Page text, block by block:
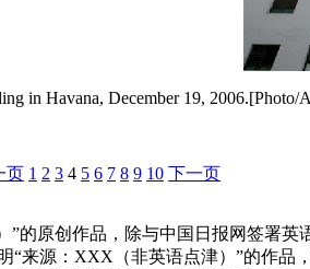
in Havana, December 19, 2006.[Photo/
页 1 2 3 4 5 6 7 8 9 10 下一页
的原创作品，除与中国日报网签署
来源：XXX（非英语点津）”的作